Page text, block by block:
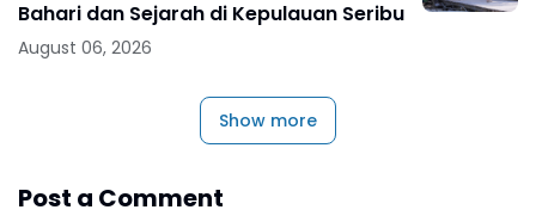
Bahari dan Sejarah di Kepulauan Seribu
August 06, 2026
Show more
Post a Comment